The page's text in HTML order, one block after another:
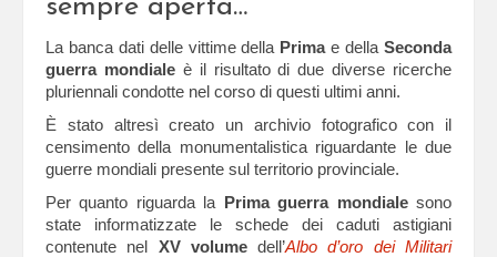
sempre aperta…
La banca dati delle vittime della Primae dellaSeconda
guerra mondialeè il risultato di due diverse ricerche
pluriennali condotte nel corso di questi ultimi anni.
È stato altresì creato un archivio fotografico con il
censimento della monumentalistica riguardante le due
guerre mondiali presente sul territorio provinciale.
Per quanto riguarda la Prima guerra mondialesono
state informatizzate le schede dei caduti astigiani
contenute nel XV volumedell’Albo d’oro dei Militari